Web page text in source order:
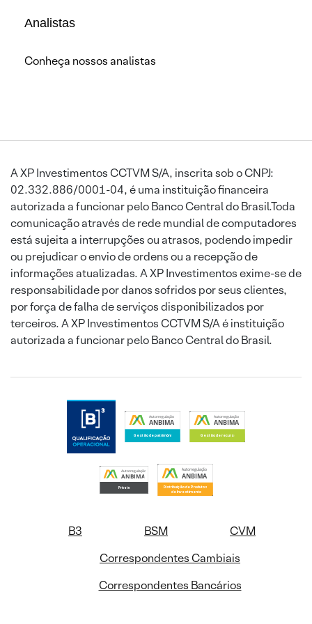
Analistas
Conheça nossos analistas
A XP Investimentos CCTVM S/A, inscrita sob o CNPJ:
02.332.886/0001-04, é uma instituição financeira
autorizada a funcionar pelo Banco Central do Brasil.Toda
comunicação através de rede mundial de computadores
está sujeita a interrupções ou atrasos, podendo impedir
ou prejudicar o envio de ordens ou a recepção de
informações atualizadas. A XP Investimentos exime-se de
responsabilidade por danos sofridos por seus clientes,
por força de falha de serviços disponibilizados por
terceiros. A XP Investimentos CCTVM S/A é instituição
autorizada a funcionar pelo Banco Central do Brasil.
B3 BSM
CVM
Correspondentes Cambiais
Correspondentes Bancários